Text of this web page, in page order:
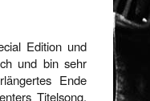
Edition und
und bin sehr
Ende
Titelsong,